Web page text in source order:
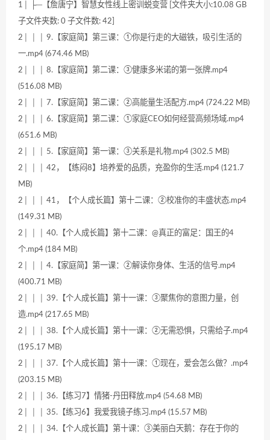
1│ ├─【詹唐宁】智慧女性线上密训蜕变营 [文件夹大小:10.08 GB
子文件夹数: 0 子文件数: 42]
2│ │ │ 9.【家庭简】第三课：①你是行走的大磁铁，吸引生活的
一.mp4 (674.46 MB)
2│ │ │ 8.【家庭简】第二课：③健康多米诺的第一张牌.mp4
(516.08 MB)
2│ │ │ 7.【家庭简】第二课：②高能量生活配方.mp4 (724.22 MB)
2│ │ │ 6.【家庭简】第二课：①家庭CEO如何经营高频场域.mp4
(651.6 MB)
2│ │ │ 5.【家庭简】第一课：③关系是礼物.mp4 (302.5 MB)
2│ │ │ 42，【练闷8】培养爱的品质，充盈你的生活.mp4 (121.7
MB)
2│ │ │ 41，【个人成长篇】第十二课：②校准你的丰盛状态.mp4
(149.31 MB)
2│ │ │ 40.【个人成长篇】第十二课：@真正的富足：国王的4
个.mp4 (184 MB)
2│ │ │ 4.【家庭简】第一课：②解读你身体、生活的信号.mp4
(400.71 MB)
2│ │ │ 39.【个人成长篇】第十一课：③聚焦你的意图力量，创
造.mp4 (217.65 MB)
2│ │ │ 38.【个人成长篇】第十一课：②无需恐惧，只需给子.mp4
(195.17 MB)
2│ │ │ 37.【个人成长篇】第十一课：①现在，爱会怎么做？.mp4
(203.15 MB)
2│ │ │ 36.【练习7】情猪-丹田释放.mp4 (54.68 MB)
2│ │ │ 35.【练习6】我爱我镜子练习.mp4 (15.57 MB)
2│ │ │ 34.【个人成长篇】第十课：③美丽白天鹅：存在于你的